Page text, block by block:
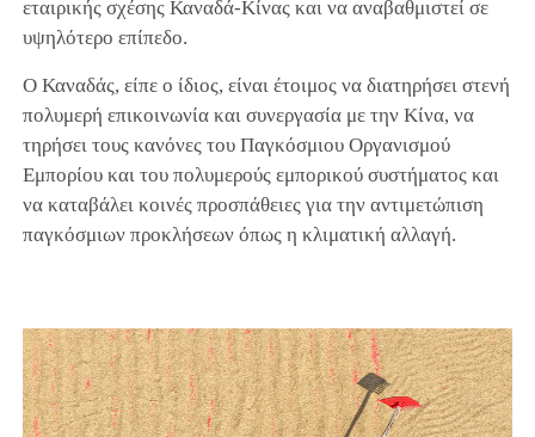
εταιρικής σχέσης Καναδά-Κίνας και να αναβαθμιστεί σε
υψηλότερο επίπεδο.
Ο Καναδάς, είπε ο ίδιος, είναι έτοιμος να διατηρήσει στενή
πολυμερή επικοινωνία και συνεργασία με την Κίνα, να
τηρήσει τους κανόνες του Παγκόσμιου Οργανισμού
Εμπορίου και του πολυμερούς εμπορικού συστήματος και
να καταβάλει κοινές προσπάθειες για την αντιμετώπιση
παγκόσμιων προκλήσεων όπως η κλιματική αλλαγή.